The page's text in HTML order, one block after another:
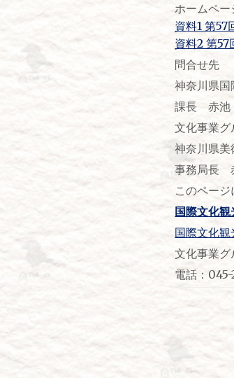
ホームペ
資料1 第57
資料2 第57
問合せ先
神奈川県国
課長 赤池
文化事業
神奈川県
事務局長
このペー
国際文化
国際文化
文化事業グ
電話：